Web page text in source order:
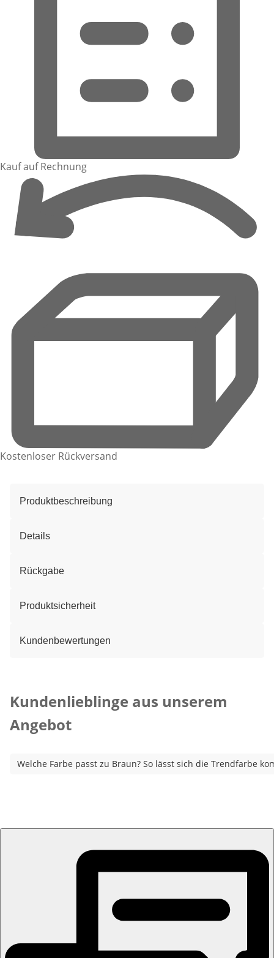
Kauf auf Rechnung
Kostenloser Rückversand
Produktbeschreibung
Details
Rückgabe
Produktsicherheit
Kundenbewertungen
Kundenlieblinge aus unserem
Angebot
Welche Farbe passt zu Braun? So lässt sich die Trendfarbe